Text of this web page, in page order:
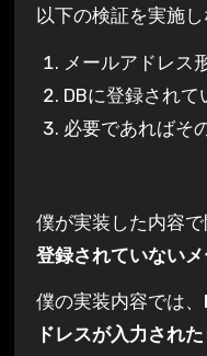
以下の検証を実施し
メールアドレス
DBに登録され
必要であればそ
僕が実装した内容
登録されていない
僕の実装内容では、
ドレスが入力され